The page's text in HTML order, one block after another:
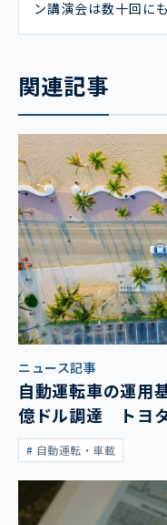
ン講演会は数十回に
関連記事
ニュース記事
自動運転車の運用
億ドル調達 トヨ
自動運転・車載